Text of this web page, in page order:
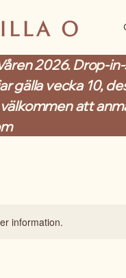
2026. Drop-
gälla vecka 10,
att
information.